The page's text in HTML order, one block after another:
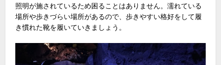
照明が施されているため困ることはありません。濡れている
場所や歩きづらい場所があるので、歩きやすい格好をして履
き慣れた靴を履いていきましょう。